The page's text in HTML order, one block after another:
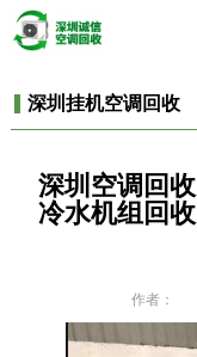
深圳挂机空调回收
深圳空调回
冷水机组回
作者：